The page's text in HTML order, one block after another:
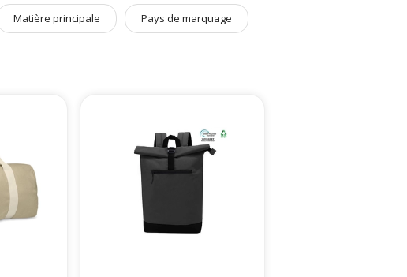
Matière principale Pays de marquage